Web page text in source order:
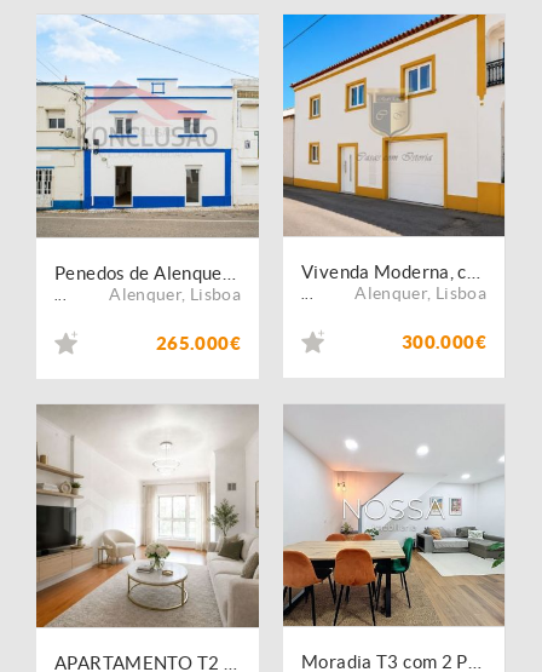
Alenquer, Lisboa
265.000€
Alenquer, Lisboa
300.000€